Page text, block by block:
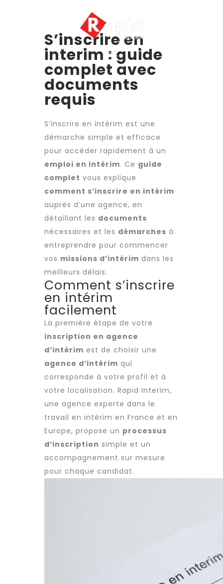
S’inscrire en
interim : guide
complet avec
documents
requis
S’inscrire en intérim est une
démarche simple et efficace
pour accéder rapidement à un
emploi en intérim. Ce guide
complet vous explique
comment s’inscrire en intérim
auprès d’une agence, en
détaillant les documents
nécessaires et les démarches à
entreprendre pour commencer
vos missions d’intérim dans les
meilleurs délais.
Comment s’inscrire
en intérim
facilement
La première étape de votre
inscription en agence
d’intérim est de choisir une
agence d’intérim qui
corresponde à votre profil et à
votre localisation. Rapid Interim,
une agence experte dans le
travail en intérim en France et en
Europe, propose un processus
d’inscription simple et un
accompagnement sur mesure
pour chaque candidat.